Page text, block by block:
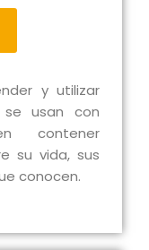
y utilizar
se usan con
contener
su vida, sus
conocen.